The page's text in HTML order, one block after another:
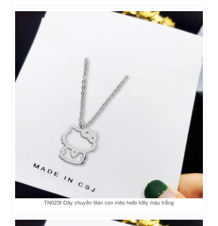
TN023f-Dây chuyền titan con mèo hello kitty màu trắng